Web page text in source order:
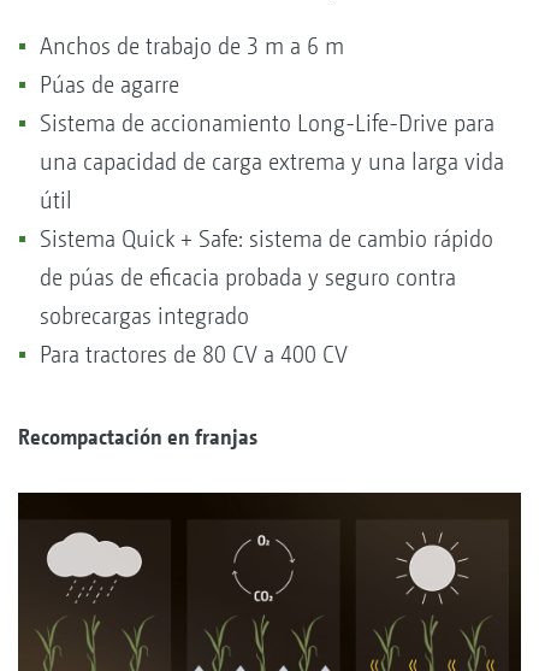
Anchos de trabajo de 3 m a 6 m
Púas de agarre
Sistema de accionamiento Long-Life-Drive para
una capacidad de carga extrema y una larga vida
útil
Sistema Quick + Safe: sistema de cambio rápido
de púas de eficacia probada y seguro contra
sobrecargas integrado
Para tractores de 80 CV a 400 CV
Recompactación en franjas